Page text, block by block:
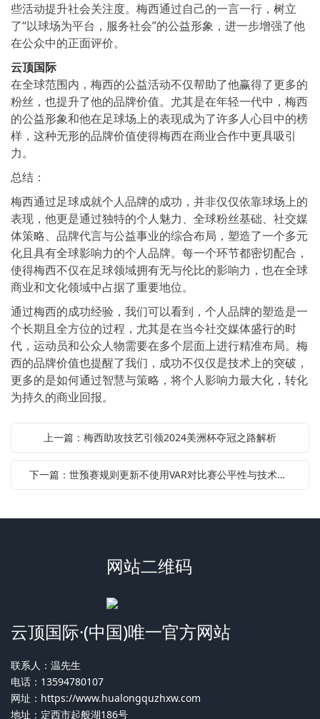
些活动提升社会关注度。梅西通过自己的一言一行，树立
了“以球场为平台，服务社会”的公益形象，进一步增强了他
在公众中的正面评价。
云顶国际
在全球范围内，梅西的公益活动不仅帮助了他赢得了更多的
粉丝，也提升了他的品牌价值。尤其是在年轻一代中，梅西
的公益形象和他在足球场上的表现成为了许多人心目中的榜
样，这种无形的品牌价值使得梅西在商业合作中更具吸引
力。
总结：
梅西通过足球成就个人品牌的成功，并非仅仅依靠球场上的
表现，他更是通过独特的个人魅力、全球粉丝基础、社交媒
体策略、品牌代言与公益事业的综合布局，塑造了一个多元
化且具有全球影响力的个人品牌。每一个环节都密切配合，
使得梅西不仅在足球领域拥有无与伦比的影响力，也在全球
商业和文化领域中占据了重要地位。
通过梅西的成功经验，我们可以看到，个人品牌的塑造是一
个长期且全方位的过程，尤其是在当今社交媒体盛行的时
代，运动员和公众人物需要在多个层面上进行精准布局。梅
西的品牌价值也提醒了我们，成功不仅仅是技术上的突破，
更多的是如何通过智慧与策略，将个人影响力最大化，转化
为持久的商业回报。
上一篇：梅西助攻技艺引领2024美洲杯夺冠之路解析
下一篇：世预赛规则更新不使用VAR对比赛公平性与技术进步的深远影响分析
网站二维码
云顶国际·(中国)唯一官方网站
联系人：温先生
电话：13594780107
网址： https://www.hualongquzhxw.com
地址：定西市起般湖186号